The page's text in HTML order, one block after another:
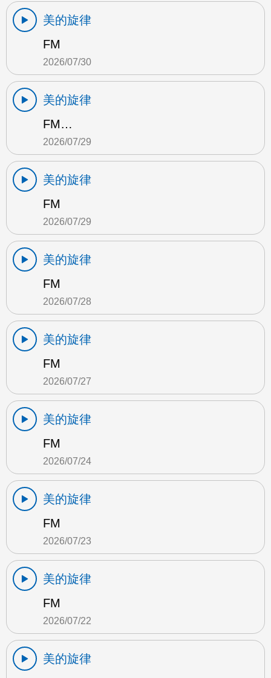
美的旋律
FM
2026/07/30
美的旋律
FM…
2026/07/29
美的旋律
FM
2026/07/29
美的旋律
FM
2026/07/28
美的旋律
FM
2026/07/27
美的旋律
FM
2026/07/24
美的旋律
FM
2026/07/23
美的旋律
FM
2026/07/22
美的旋律